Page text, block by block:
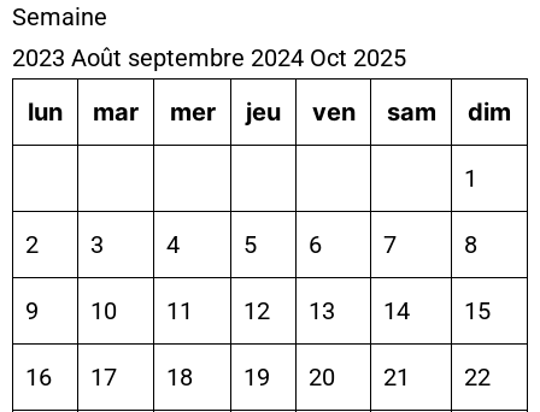
Semaine
2023 Août septembre 2024 Oct 2025
lun
mar mer jeu ven sam dim
1
2 3 4 5 6 7 8
9 10 11 12 13 14 15
16 17 18 19 20 21 22